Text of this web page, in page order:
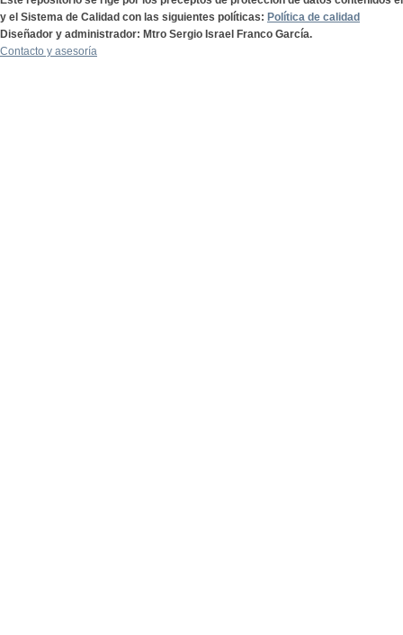
y el Sistema de Calidad con las siguientes políticas: Política de calidad
Diseñador y administrador: Mtro Sergio Israel Franco García.
Contacto y asesoría